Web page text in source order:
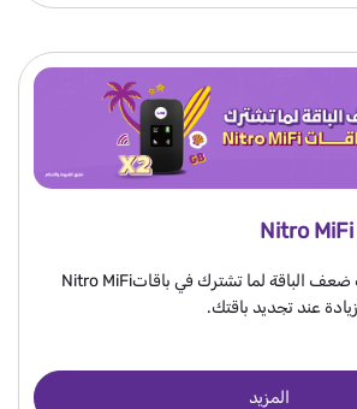
لعملاء ,Nitro MiFi ليك ضعف الباقة لما تشترك في باقاتNitro MiFi
المزيد